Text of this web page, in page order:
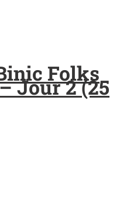
Folks
Jour 2 (25